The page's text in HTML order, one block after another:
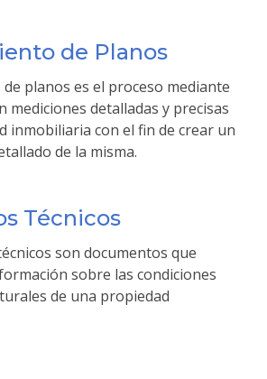
de Planos
planos es el proceso mediante
mediciones detalladas y precisas
inmobiliaria con el fin de crear un
de la misma.
Técnicos
son documentos que
sobre las condiciones
de una propiedad